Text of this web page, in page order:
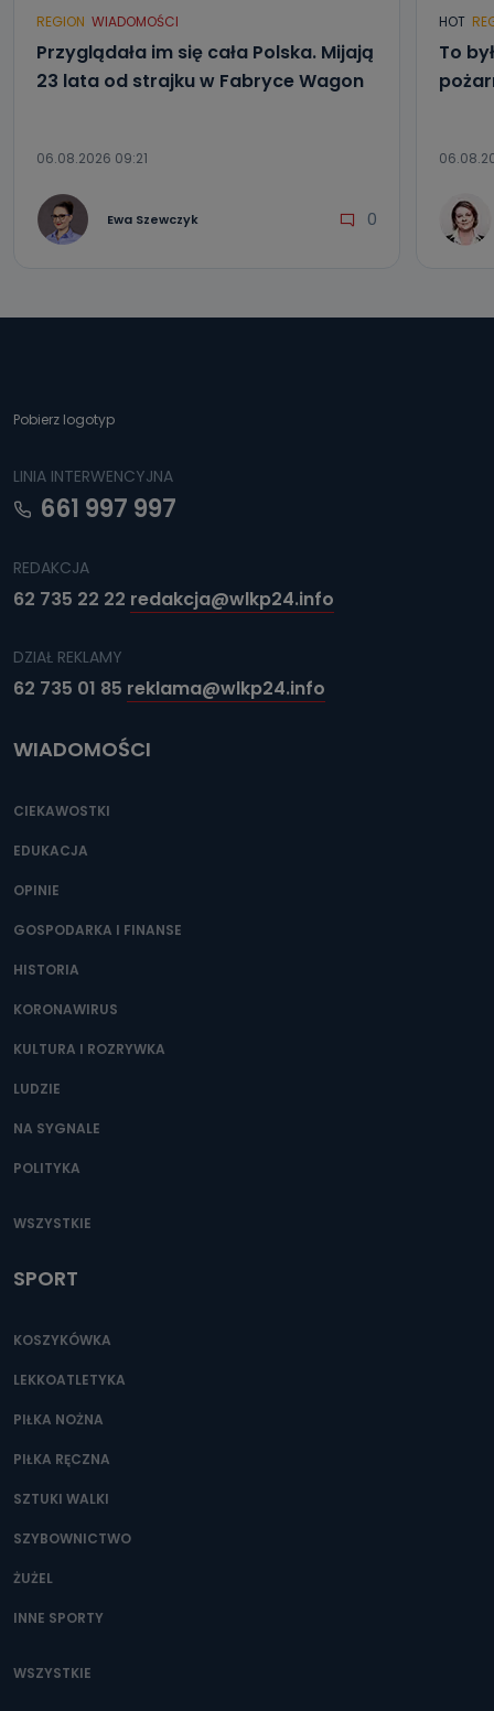
REGION WIADOMOŚCI
Przyglądała im się cała Polska. Mijają
23 lata od strajku w Fabryce Wagon
06.08.2026 09:21
Ewa Szewczyk 0
HOT
To
Pobierz logotyp
LINIA INTERWENCYJNA
661 997 997
REDAKCJA
62 735 22 22 redakcja@wlkp24.info
DZIAŁ REKLAMY
62 735 01 85 reklama@wlkp24.info
WIADOMOŚCI
CIEKAWOSTKI
EDUKACJA
OPINIE
GOSPODARKA I FINANSE
HISTORIA
KORONAWIRUS
KULTURA I ROZRYWKA
LUDZIE
NA SYGNALE
POLITYKA
WSZYSTKIE
SPORT
KOSZYKÓWKA
LEKKOATLETYKA
PIŁKA NOŻNA
PIŁKA RĘCZNA
SZTUKI WALKI
SZYBOWNICTWO
ŻUŻEL
INNE SPORTY
WSZYSTKIE